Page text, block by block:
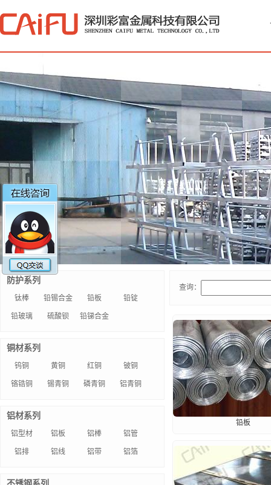
防护系列
钛棒 铅锡合金 铅板
铅锭
铅玻璃
硫酸钡 铅锑合金
铜材系列
钨铜 黄铜 红铜
铍铜
铬锆铜
锡青铜 磷青铜 铝青铜
铝材系列
铝型材 铝板 铝棒
铝管
铝排
铝线 铝带 铝箔
查询：
铅板